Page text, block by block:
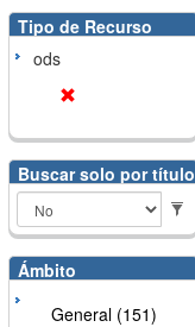
Tipo de Recurso
ods
Buscar solo por título
Ámbito
General (151)